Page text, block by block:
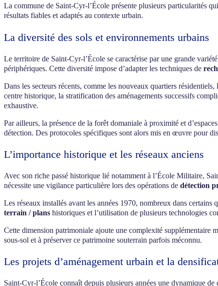
La commune de Saint-Cyr-l’École présente plusieurs particularités
résultats fiables et adaptés au contexte urbain.
La diversité des sols et environnements urbains
Le territoire de Saint-Cyr-l’École se caractérise par une grande
périphériques. Cette diversité impose d’adapter les techniques de
Dans les secteurs récents, comme les nouveaux quartiers
centre historique, la stratification des aménagements successifs
exhaustive.
Par ailleurs, la présence de la forêt domaniale à proximité et
détection. Des protocoles spécifiques sont alors mis en œuvre pour
L’importance historique et les réseaux anciens
Avec son riche passé historique lié notamment à l’École Militaire,
nécessite une vigilance particulière lors des opérations de détection
Les réseaux installés avant les années 1970, nombreux dans
terrain / plans historiques et l’utilisation de plusieurs technologies
Cette dimension patrimoniale ajoute une complexité supplémentaire
sous-sol et à préserver ce patrimoine souterrain parfois méconnu.
Les projets d’aménagement urbain et la
Saint-Cyr-l’École connaît depuis plusieurs années une dynamique